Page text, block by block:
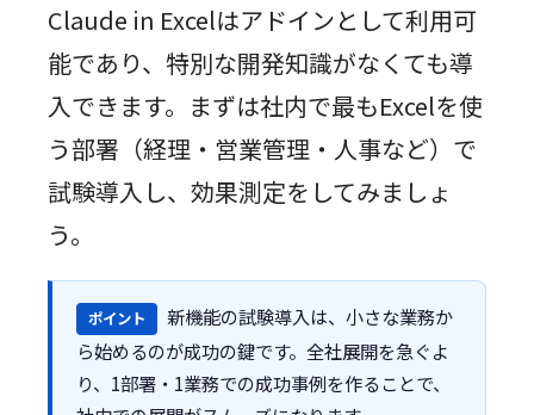
Claude in Excelはアドインとして利用可
能であり、特別な開発知識がなくても導
入できます。まずは社内で最もExcelを使
う部署（経理・営業管理・人事など）で
試験導入し、効果測定をしてみましょ
う。
ポイント
新機能の試験導入は、小さな業務か
ら始めるのが成功の鍵です。全社展開を急ぐよ
り、1部署・1業務での成功事例を作ることで、